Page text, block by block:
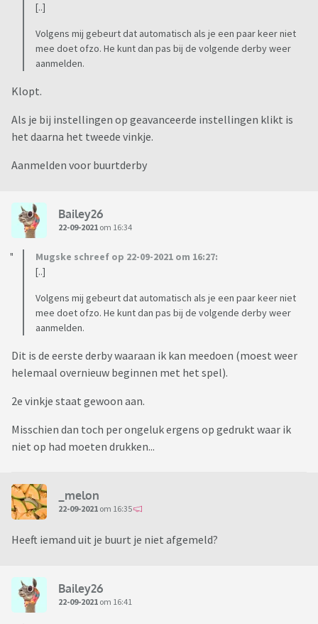
[..]
Volgens mij gebeurt dat automatisch als je een paar keer niet
mee doet ofzo. He kunt dan pas bij de volgende derby weer
aanmelden.
Klopt.
Als je bij instellingen op geavanceerde instellingen klikt is
het daarna het tweede vinkje.
Aanmelden voor buurtderby
Bailey26
22-09-2021 om 16:34
Mugske schreef op 22-09-2021 om 16:27:
[..]
Volgens mij gebeurt dat automatisch als je een paar keer niet
mee doet ofzo. He kunt dan pas bij de volgende derby weer
aanmelden.
Dit is de eerste derby waaraan ik kan meedoen (moest weer
helemaal overnieuw beginnen met het spel).
2e vinkje staat gewoon aan.
Misschien dan toch per ongeluk ergens op gedrukt waar ik
niet op had moeten drukken...
_melon
22-09-2021 om 16:35
Heeft iemand uit je buurt je niet afgemeld?
Bailey26
22-09-2021 om 16:41